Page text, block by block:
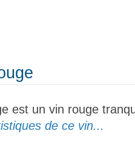
est un vin rouge
de ce vin...